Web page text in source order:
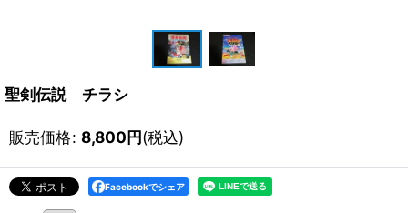
聖剣伝説 チラシ
販売価格: 8,800円(税込)
Facebookでシェア